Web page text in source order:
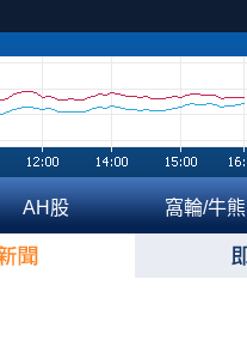
AH股 窩輪/牛熊